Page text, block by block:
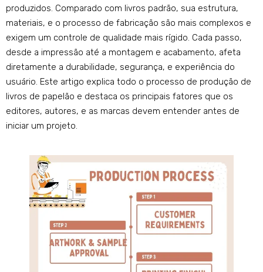
produzidos. Comparado com livros padrão, sua estrutura,
materiais, e o processo de fabricação são mais complexos e
exigem um controle de qualidade mais rígido. Cada passo,
desde a impressão até a montagem e acabamento, afeta
diretamente a durabilidade, segurança, e experiência do
usuário. Este artigo explica todo o processo de produção de
livros de papelão e destaca os principais fatores que os
editores, autores, e as marcas devem entender antes de
iniciar um projeto.